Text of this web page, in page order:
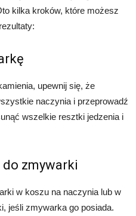
kilka kroków, które możesz
upewnij się, że
naczynia i przeprowadź
wszelkie resztki jedzenia i
do zmywarki
w koszu na naczynia lub w
jeśli zmywarka go posiada.